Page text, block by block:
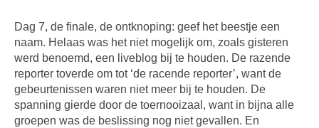
Dag 7, de finale, de ontknoping: geef het beestje een
naam. Helaas was het niet mogelijk om, zoals gisteren
werd benoemd, een liveblog bij te houden. De razende
reporter toverde om tot ‘de racende reporter’, want de
gebeurtenissen waren niet meer bij te houden. De
spanning gierde door de toernooizaal, want in bijna alle
groepen was de beslissing nog niet gevallen. En